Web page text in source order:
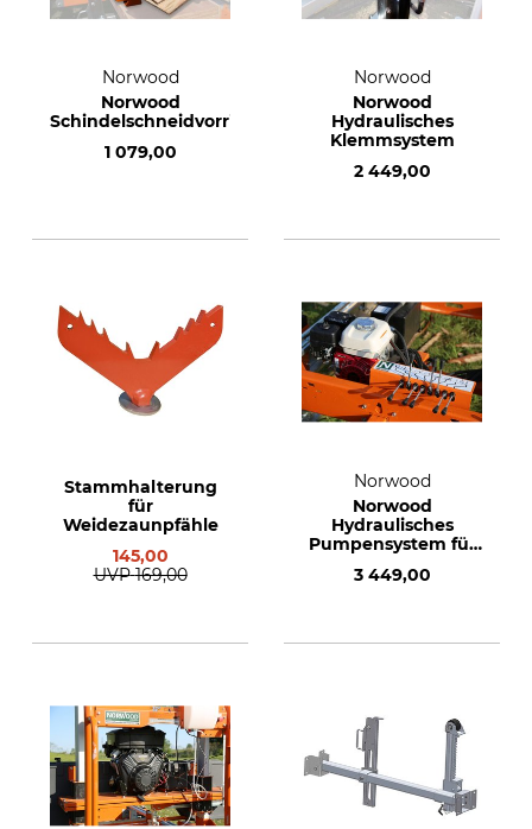
Norwood
Norwood
Schindelschneidvorrichtung
1 079,00
Norwood
Norwood
Hydraulisches
Klemmsystem
2 449,00
Stammhalterung
für
Weidezaunpfähle
145,00
UVP 169,00
Norwood
Norwood
Hydraulisches
Pumpensystem für
3 449,00